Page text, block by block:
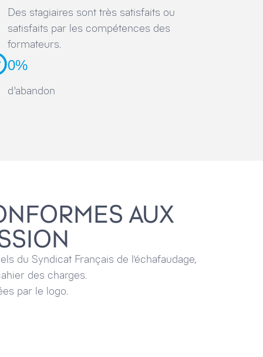
Des stagiaires sont très satisfaits ou
satisfaits par les compétences des
formateurs.
0%
d'abandon
AUX
du Syndicat Français de l’échafaudage,
des charges.
par le logo.